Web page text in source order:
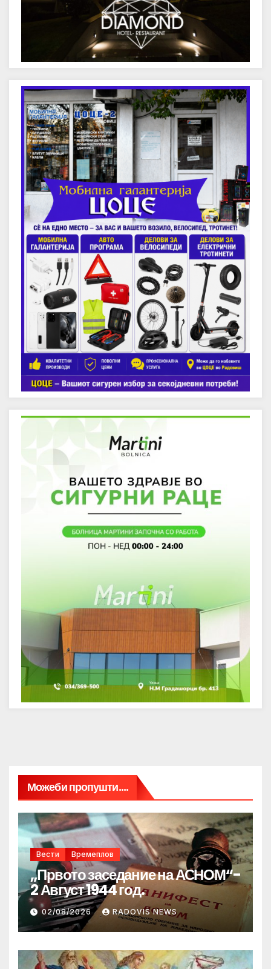
Можеби пропушти....
Вести Времеплов
„Првото заседание на АСНОМ“-
2 Август 1944 год.
02/08/2026 RADOVIS NEWS